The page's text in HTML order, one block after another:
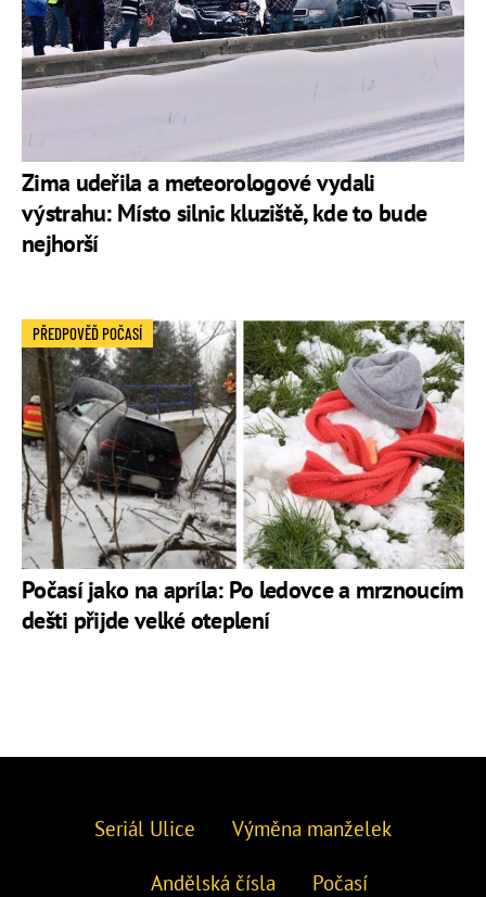
Zima udeřila a meteorologové vydali
výstrahu: Místo silnic kluziště, kde to bude
nejhorší
Počasí jako na apríla: Po ledovce a mrznoucím
dešti přijde velké oteplení
PŘEDPOVĚĎ POČASÍ
Seriál Ulice Výměna manželek
Andělská čísla Počasí